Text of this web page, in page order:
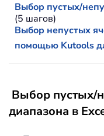
Выбор пустых/
(5 шагов)
Выбор непустых
помощью Kutools
Выбор пустых/
диапазона в